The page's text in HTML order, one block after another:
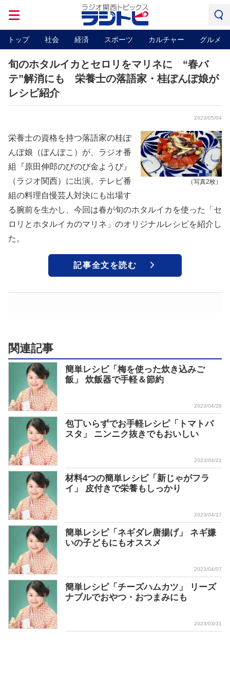
トップ 社会 経済 スポーツ カルチャー グルメ
旬のホタルイカとセロリをマリネに “春バ
テ”解消にも 栄養士の落語家・桂ぽんぽ娘が
レシピ紹介
2023/05/04
（写真2枚）
栄養士の資格を持つ落語家の桂ぽ
んぽ娘（ぽんぽこ）が、ラジオ番
組『原田伸郎のびのび金ようび』
（ラジオ関西）に出演。テレビ番
組の料理自慢芸人対決にも出場す
る腕前を生かし、今回は春が旬のホタルイカを使った「セ
ロリとホタルイカのマリネ」のオリジナルレシピを紹介し
た。
記事全文を読む
関連記事
簡単レシピ「梅を使った炊き込みご
飯」 炊飯器で手軽＆節約
2023/04/28
包丁いらずでお手軽レシピ「トマトパ
スタ」 ニンニク抜きでもおいしい
2023/04/21
材料4つの簡単レシピ「新じゃがフラ
イ」 皮付きで栄養もしっかり
2023/04/17
簡単レシピ「ネギダレ唐揚げ」 ネギ嫌
いの子どもにもオススメ
2023/04/07
簡単レシピ「チーズハムカツ」 リーズ
ナブルでおやつ・おつまみにも
2023/03/31